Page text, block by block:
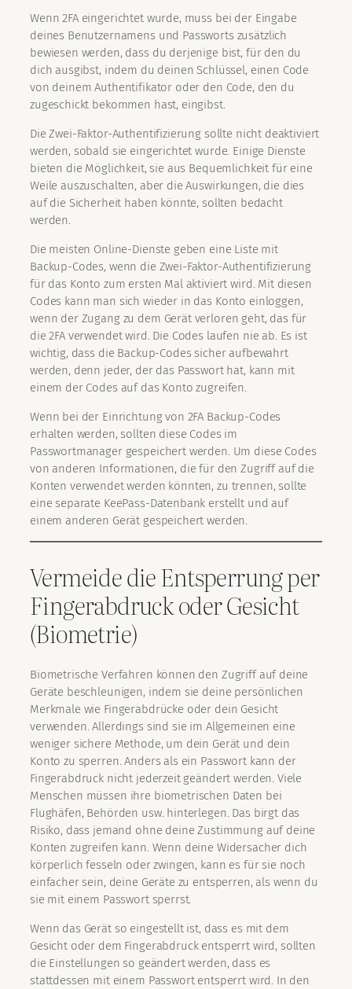
Wenn 2FA eingerichtet wurde, muss bei der Eingabe
deines Benutzernamens und Passworts zusätzlich
bewiesen werden, dass du derjenige bist, für den du
dich ausgibst, indem du deinen Schlüssel, einen Code
von deinem Authentifikator oder den Code, den du
zugeschickt bekommen hast, eingibst.
Die Zwei-Faktor-Authentifizierung sollte nicht deaktiviert
werden, sobald sie eingerichtet wurde. Einige Dienste
bieten die Möglichkeit, sie aus Bequemlichkeit für eine
Weile auszuschalten, aber die Auswirkungen, die dies
auf die Sicherheit haben könnte, sollten bedacht
werden.
Die meisten Online-Dienste geben eine Liste mit
Backup-Codes, wenn die Zwei-Faktor-Authentifizierung
für das Konto zum ersten Mal aktiviert wird. Mit diesen
Codes kann man sich wieder in das Konto einloggen,
wenn der Zugang zu dem Gerät verloren geht, das für
die 2FA verwendet wird. Die Codes laufen nie ab. Es ist
wichtig, dass die Backup-Codes sicher aufbewahrt
werden, denn jeder, der das Passwort hat, kann mit
einem der Codes auf das Konto zugreifen.
Wenn bei der Einrichtung von 2FA Backup-Codes
erhalten werden, sollten diese Codes im
Passwortmanager gespeichert werden. Um diese Codes
von anderen Informationen, die für den Zugriff auf die
Konten verwendet werden könnten, zu trennen, sollte
eine separate KeePass-Datenbank erstellt und auf
einem anderen Gerät gespeichert werden.
Vermeide die Entsperrung per
Fingerabdruck oder Gesicht
(Biometrie)
Biometrische Verfahren können den Zugriff auf deine
Geräte beschleunigen, indem sie deine persönlichen
Merkmale wie Fingerabdrücke oder dein Gesicht
verwenden. Allerdings sind sie im Allgemeinen eine
weniger sichere Methode, um dein Gerät und dein
Konto zu sperren. Anders als ein Passwort kann der
Fingerabdruck nicht jederzeit geändert werden. Viele
Menschen müssen ihre biometrischen Daten bei
Flughäfen, Behörden usw. hinterlegen. Das birgt das
Risiko, dass jemand ohne deine Zustimmung auf deine
Konten zugreifen kann. Wenn deine Widersacher dich
körperlich fesseln oder zwingen, kann es für sie noch
einfacher sein, deine Geräte zu entsperren, als wenn du
sie mit einem Passwort sperrst.
Wenn das Gerät so eingestellt ist, dass es mit dem
Gesicht oder dem Fingerabdruck entsperrt wird, sollten
die Einstellungen so geändert werden, dass es
stattdessen mit einem Passwort entsperrt wird. In den